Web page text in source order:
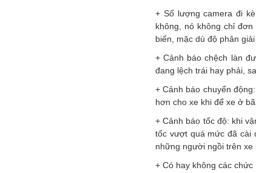
+ Số lượng camera đi
không, nó không chỉ
biến, mặc dù độ phân
+ Cảnh báo chệch làn
đang lệch trái hay phải,
+ Cảnh báo chuyển
hơn cho xe khi để xe ở
+ Cảnh báo tốc độ: khi
tốc vượt quá mức đã cài
những người ngồi trên xe
+ Có hay không các